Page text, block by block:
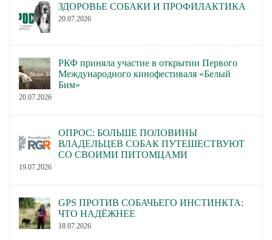
ЗДОРОВЬЕ СОБАКИ И ПРОФИЛАКТИКА
20.07.2026
РКФ приняла участие в открытии Первого
Международного кинофестиваля «Белый
Бим»
20.07.2026
ОПРОС: БОЛЬШЕ ПОЛОВИНЫ
ВЛАДЕЛЬЦЕВ СОБАК ПУТЕШЕСТВУЮТ
СО СВОИМИ ПИТОМЦАМИ
19.07.2026
GPS ПРОТИВ СОБАЧЬЕГО ИНСТИНКТА:
ЧТО НАДЁЖНЕЕ
18.07.2026